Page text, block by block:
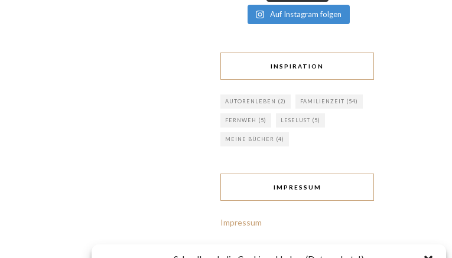
Auf Instagram folgen
INSPIRATION
AUTORENLEBEN (2) FAMILIENZEIT (54)
FERNWEH (5) LESELUST (5)
MEINE BÜCHER (4)
IMPRESSUM
Impressum